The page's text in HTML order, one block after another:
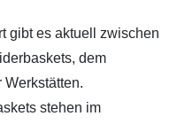
gibt es aktuell zwischen
dem
Werkstätten.
stehen im